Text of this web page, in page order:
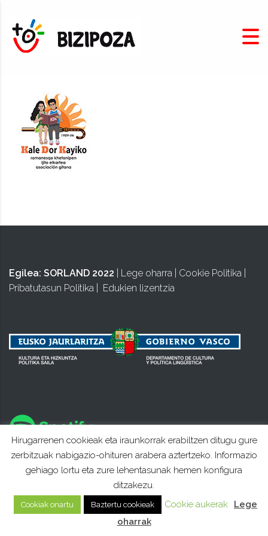
Egilea: SORLAND 2022 Lege oharra Cookie Politika
Pribatutasun Politika
Edukien lizentzia
Hirugarrenen cookieak eta iraunkorrak erabiltzen ditugu gure
zerbitzuak nabigazio-ohituren arabera aztertzeko. Informazio
gehiago lortu eta zure lehentasunak hemen konfigura
ditzakezu.
Cookiak onartu Baztertu cookieak Cookie aukerak
Lege
oharrak